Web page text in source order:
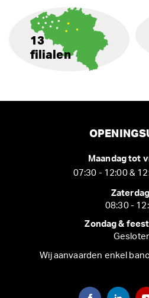
13
filialen
Maandag tot
07:30 - 12:00 &
08:30 -
Zondag &
Wij aanvaarden enkel